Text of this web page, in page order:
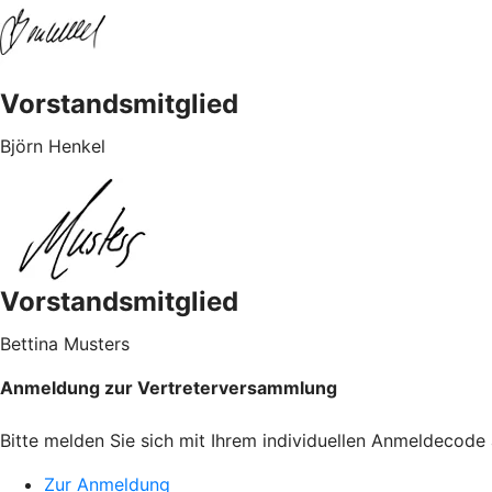
Vorstandsmitglied
Björn Henkel
Vorstandsmitglied
Bettina Musters
Anmeldung zur Vertreterversammlung
Bitte melden Sie sich mit Ihrem individuellen Anmeldecode
Zur Anmeldung